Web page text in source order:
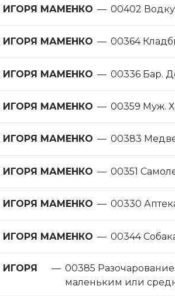
МАМЕНКО — 00402
МАМЕНКО — 00364
МАМЕНКО — 00336 Бар.
МАМЕНКО — 00359 Муж.
МАМЕНКО — 00383
МАМЕНКО — 00351
МАМЕНКО — 00330
МАМЕНКО — 00344
— 00385
маленьким или